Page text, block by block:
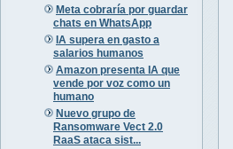
Meta cobraría por guardar
chats en WhatsApp
IA supera en gasto a
salarios humanos
Amazon presenta IA que
vende por voz como un
humano
Nuevo grupo de
Ransomware Vect 2.0
RaaS ataca sist...